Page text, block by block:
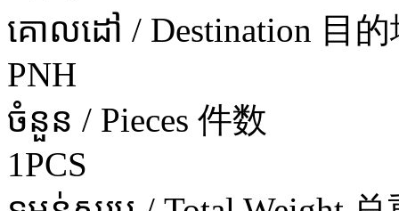
គោលដៅ / Destination 目的
PNH
ចំនួន / Pieces 件数
1PCS